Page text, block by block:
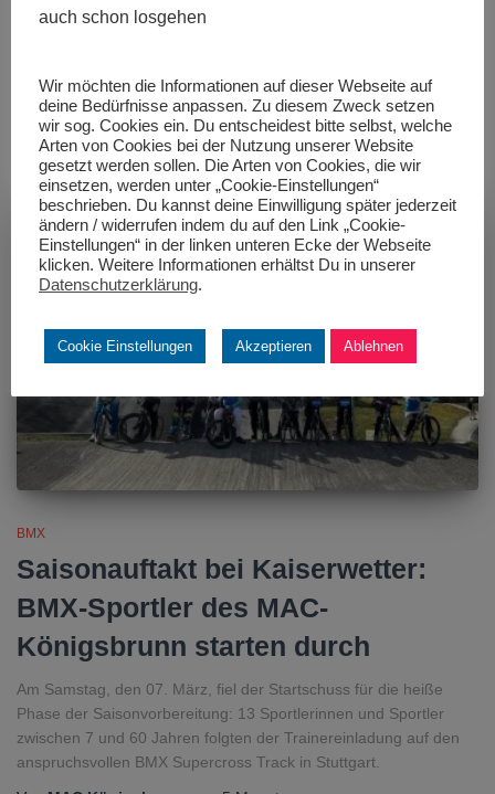
Vorstandschaft wichtige Neuwahlen sowie die Entscheidung über
VonMAC Königsbrunn, vor5 Monaten
BMX
Saisonauftakt bei Kaiserwetter:
BMX-Sportler des MAC-
Königsbrunn starten durch
Am Samstag, den 07. März, fiel der Startschuss für die heiße
Phase der Saisonvorbereitung: 13 Sportlerinnen und Sportler
zwischen 7 und 60 Jahren folgten der Trainereinladung auf den
anspruchsvollen BMX Supercross Track in Stuttgart.
auch schon losgehen
Wir möchten die Informationen auf dieser Webseite auf
deine Bedürfnisse anpassen. Zu diesem Zweck setzen
wir sog. Cookies ein. Du entscheidest bitte selbst, welche
Arten von Cookies bei der Nutzung unserer Website
gesetzt werden sollen. Die Arten von Cookies, die wir
einsetzen, werden unter „Cookie-Einstellungen“
beschrieben. Du kannst deine Einwilligung später jederzeit
ändern / widerrufen indem du auf den Link „Cookie-
Einstellungen“ in der linken unteren Ecke der Webseite
klicken. Weitere Informationen erhältst Du in unserer
Datenschutzerklärung.
Cookie Einstellungen Akzeptieren Ablehnen